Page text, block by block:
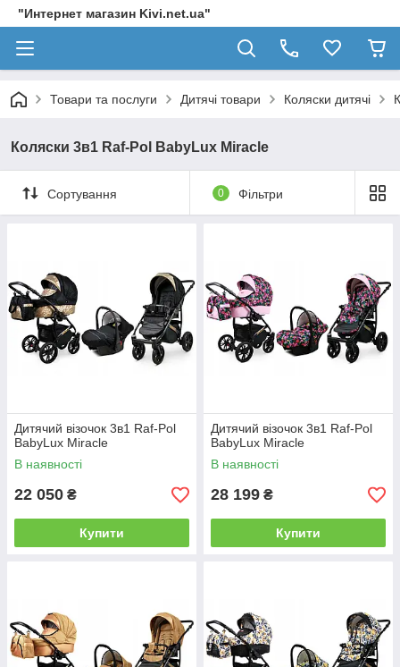
"Интернет магазин Kivi.net.ua"
Товари та послуги Дитячі товари Коляски дитячі
Коляски 3в1 Raf-Pol BabyLux Miracle
Сортування 0 Фільтри
Дитячий візочок 3в1 Raf-Pol
BabyLux Miracle
В наявності
22 050 ₴
Купити
Дитячий візочок 3в1 Raf-Pol
BabyLux Miracle
В наявності
28 199 ₴
Купити